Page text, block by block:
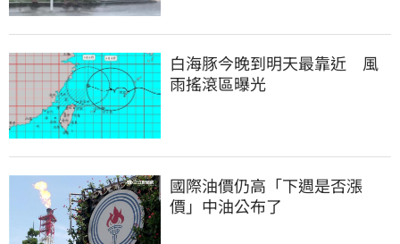
白海豚今晚到明天最靠近　風
雨搖滾區曝光
國際油價仍高「下週是否漲
價」中油公布了